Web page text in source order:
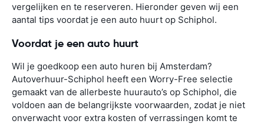
vergelijken en te reserveren. Hieronder geven wij een
aantal tips voordat je een auto huurt op Schiphol.
Voordat je een auto huurt
Wil je goedkoop een auto huren bij Amsterdam?
Autoverhuur-Schiphol heeft een Worry-Free selectie
gemaakt van de allerbeste huurauto’s op Schiphol, die
voldoen aan de belangrijkste voorwaarden, zodat je niet
onverwacht voor extra kosten of verrassingen komt te